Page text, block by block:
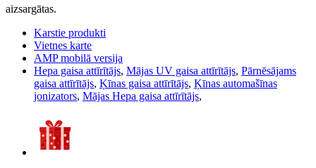
aizsargātas.
Karstie produkti
Vietnes karte
AMP mobilā versija
Hepa gaisa attīrītājs, Mājas UV gaisa attīrītājs, Pārnēsājams
gaisa attīrītājs, Ķīnas gaisa attīrītājs, Ķīnas automašīnas
jonizators, Mājas Hepa gaisa attīrītājs,